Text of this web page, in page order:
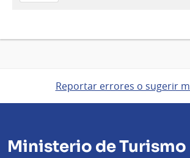
Feb
Reportar errores o sugerir
Ministerio de Turismo